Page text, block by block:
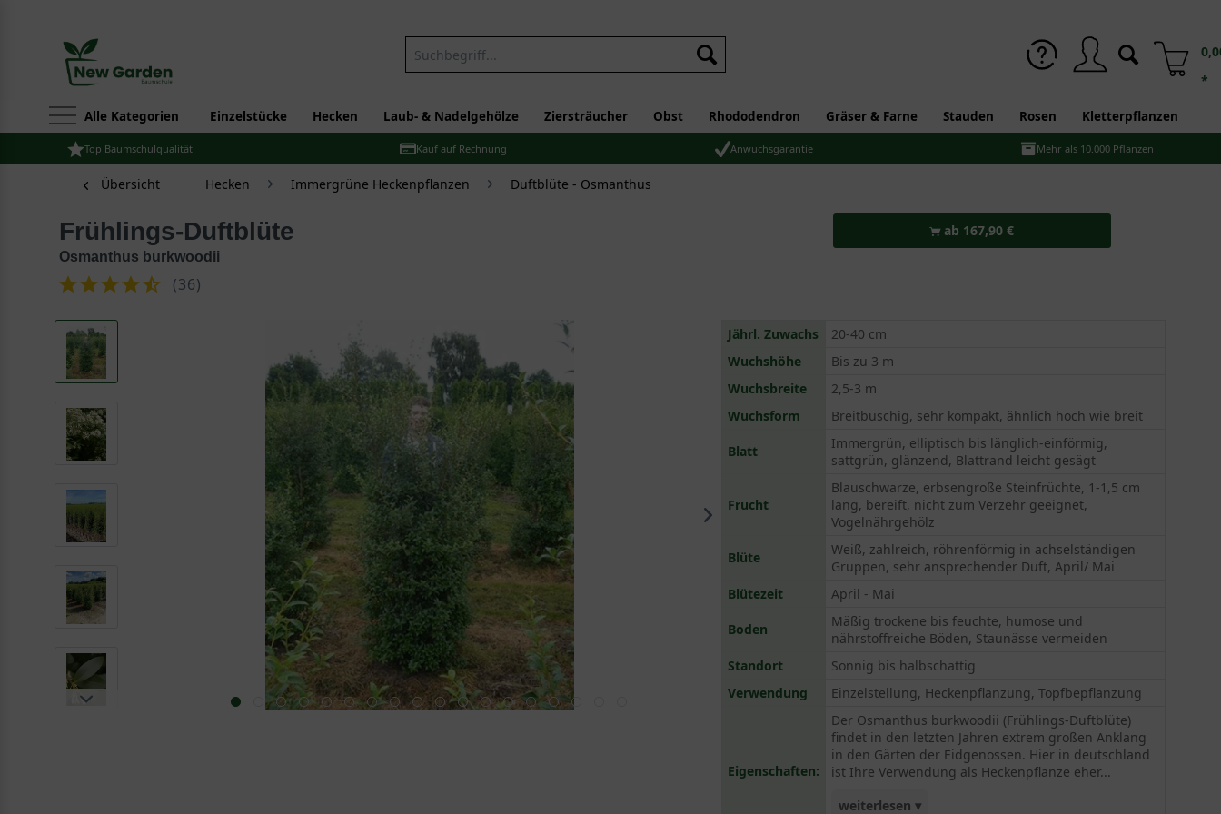
*
Alle Kategorien Einzelstücke Hecken Laub- & Nadelgehölze Ziersträucher Obst Rhododendron Gräser & Farne Stauden Rosen Kletterpflanzen
Top Baumschulqualität Kauf auf Rechnung Anwuchsgarantie Mehr als 10.000 Pflanzen
Übersicht Hecken Immergrüne Heckenpflanzen Duftblüte - Osmanthus
Frühlings-Duftblüte
Osmanthus burkwoodii
(36)
ab 167,90 €
Jährl. Zuwachs
20-40 cm
Wuchshöhe
Bis zu 3 m
Wuchsbreite
2,5-3 m
Wuchsform
Breitbuschig, sehr kompakt, ähnlich hoch wie breit
Blatt
Immergrün, elliptisch bis länglich-einförmig,
sattgrün, glänzend, Blattrand leicht gesägt
Frucht
Blauschwarze, erbsengroße Steinfrüchte, 1-1,5 cm
lang, bereift, nicht zum Verzehr geeignet,
Vogelnährgehölz
Blüte
Weiß, zahlreich, röhrenförmig in achselständigen
Gruppen, sehr ansprechender Duft, April/ Mai
Blütezeit
April - Mai
Boden
Mäßig trockene bis feuchte, humose und
nährstoffreiche Böden, Staunässe vermeiden
Standort
Sonnig bis halbschattig
Verwendung
Einzelstellung, Heckenpflanzung, Topfbepflanzung
Eigenschaften:
Der Osmanthus burkwoodii (Frühlings-Duftblüte)
findet in den letzten Jahren extrem großen Anklang
in den Gärten der Eidgenossen. Hier in deutschland
ist Ihre Verwendung als Heckenpflanze eher...
weiterlesen ▾